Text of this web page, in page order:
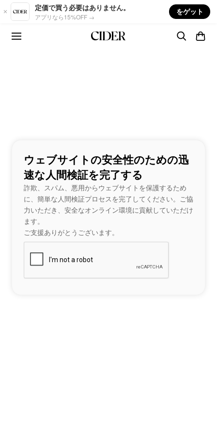
Skip to main content
定価で買う必要はありません。
アプリなら15%OFF →
をゲット
ウェブサイトの安全性のための迅
速な人間検証を完了する
詐欺、スパム、悪用からウェブサイトを保護するため
に、簡単な人間検証プロセスを完了してください。ご協
力いただき、安全なオンライン環境に貢献していただけ
ます。
ご支援ありがとうございます。